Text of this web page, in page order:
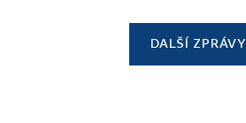
DALŠÍ ZPRÁVY